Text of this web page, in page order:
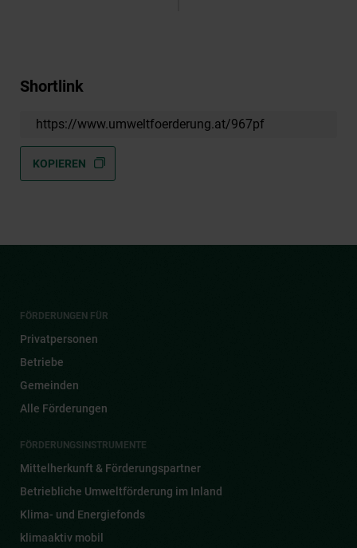
Shortlink
https://www.umweltfoerderung.at/967pf
KOPIEREN
FÖRDERUNGEN FÜR
Privatpersonen
Betriebe
Gemeinden
Alle Förderungen
FÖRDERUNGSINSTRUMENTE
Mittelherkunft & Förderungspartner
Betriebliche Umweltförderung im Inland
Klima- und Energiefonds
klimaaktiv mobil